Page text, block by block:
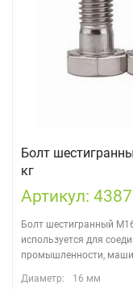
Болт
кг
Артикул:
Болт шестигранный
используется для
промышленности,
Диаметр:
16 мм